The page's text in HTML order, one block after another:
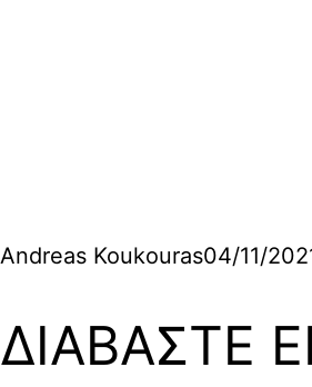
Andreas Koukouras04/11/
ΔΙΑΒΑΣΤΕ